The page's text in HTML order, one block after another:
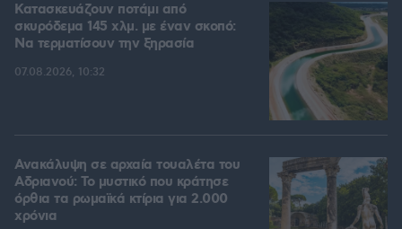
Κατασκευάζουν ποτάμι από
σκυρόδεμα 145 χλμ. με έναν σκοπό:
Να τερματίσουν την ξηρασία
07.08.2026, 10:32
Ανακάλυψη σε αρχαία τουαλέτα του
Αδριανού: Το μυστικό που κράτησε
όρθια τα ρωμαϊκά κτίρια για 2.000
χρόνια